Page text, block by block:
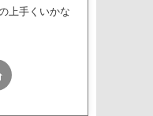
上手くいかな